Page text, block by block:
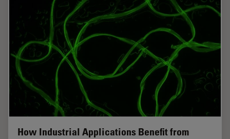
How Industrial Applications Benefit from